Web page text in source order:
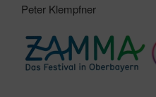
Peter Klempfner